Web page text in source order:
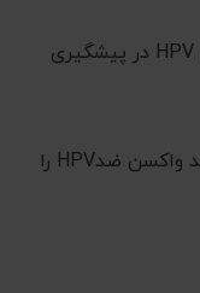
چرا دختران ۹ تا ۱۴ ساله باید واکسن ضدHPV را